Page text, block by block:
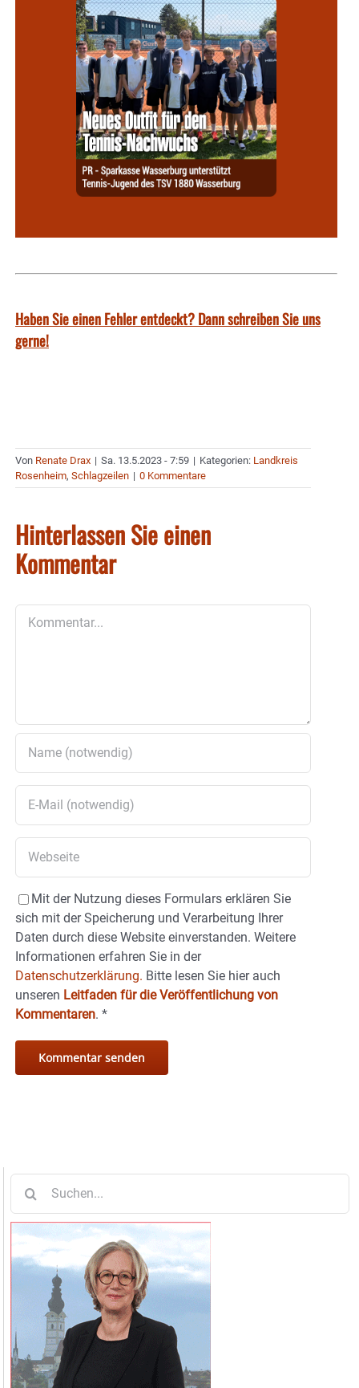
Haben Sie einen Fehler entdeckt? Dann schreiben Sie uns
gerne!
Von Renate Drax | Sa. 13.5.2023 - 7:59 | Kategorien: Landkreis
Rosenheim, Schlagzeilen | 0 Kommentare
Hinterlassen Sie einen
Kommentar
Mit der Nutzung dieses Formulars erklären Sie
sich mit der Speicherung und Verarbeitung Ihrer
Daten durch diese Website einverstanden. Weitere
Informationen erfahren Sie in der
Datenschutzerklärung. Bitte lesen Sie hier auch
unseren Leitfaden für die Veröffentlichung von
Kommentaren. *
nach: